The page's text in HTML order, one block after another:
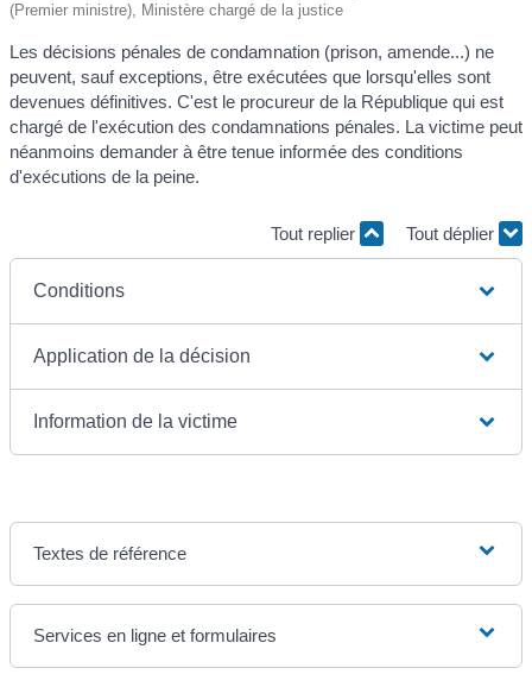
(Premier ministre), Ministère chargé de la justice
Les décisions pénales de condamnation (prison, amende...) ne
peuvent, sauf exceptions, être exécutées que lorsqu'elles sont
devenues définitives. C'est le procureur de la République qui est
chargé de l'exécution des condamnations pénales. La victime peut
néanmoins demander à être tenue informée des conditions
d'exécutions de la peine.
Tout replier Tout déplier
Conditions
Application de la décision
Information de la victime
Textes de référence
Services en ligne et formulaires